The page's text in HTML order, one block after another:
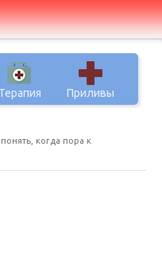
Терапия Приливы
когда пора к